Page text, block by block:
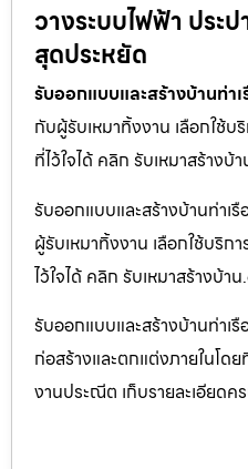
วางระบบไฟฟ้า ประ
สุดประหยัด
รับออกแบบและสร้างบ้านท่าเ
กับผู้รับเหมาทิ้งงาน เลือกใช้
ที่ไว้ใจได้ คลิก รับเหมาสร้างบ้
รับออกแบบและสร้างบ้านท่า
ผู้รับเหมาทิ้งงาน เลือกใช้บริ
ไว้ใจได้ คลิก รับเหมาสร้างบ้
รับออกแบบและสร้างบ้านท่าเ
ก่อสร้างและตกแต่งภายในโด
งานประณีต เก็บรายละเอียดค